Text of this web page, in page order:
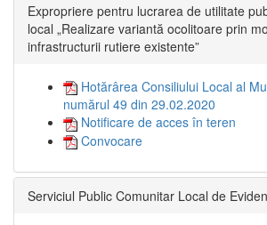
Expropriere pentru lucrarea de utilitate
local „Realizare variantă ocolitoare prin
infrastructurii rutiere existente”
Hotărârea Consiliului Local al
numărul 49 din 29.02.2020
Notificare de acces în teren
Convocare
Serviciul Public Comunitar Local de